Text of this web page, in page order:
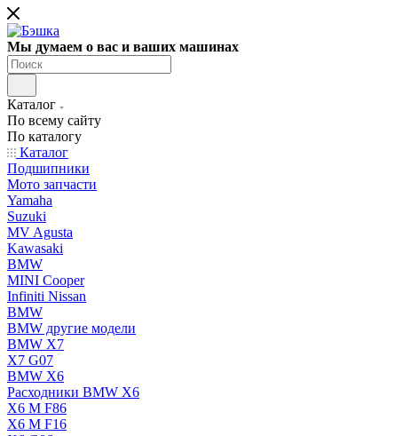
Мы думаем о вас и ваших машинах
Каталог
По всему сайту
По каталогу
Каталог
Подшипники
Мото запчасти
Yamaha
Suzuki
MV Agusta
Kawasaki
BMW
MINI Cooper
Infiniti Nissan
BMW
BMW другие модели
BMW X7
X7 G07
BMW X6
Расходники BMW X6
X6 M F86
X6 M F16